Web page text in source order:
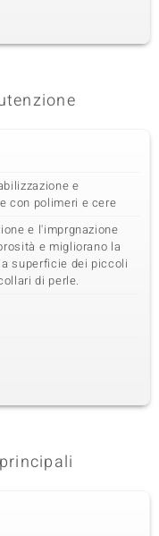
e
con polimeri e cere
e l'imprgnazione
e migliorano la
superficie dei piccoli
di perle.